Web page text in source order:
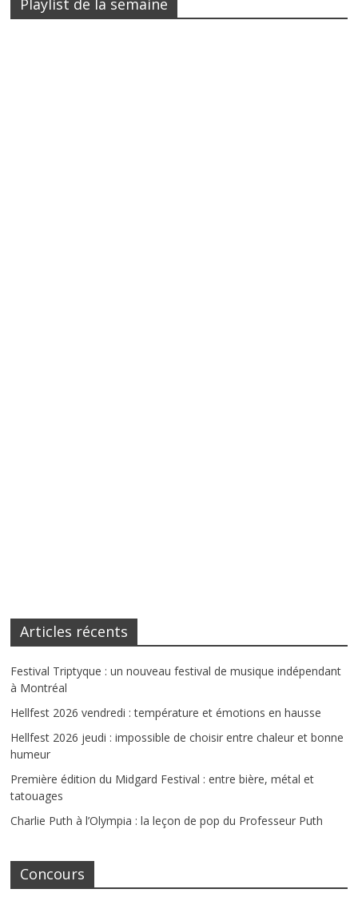
Playlist de la semaine
Articles récents
Festival Triptyque : un nouveau festival de musique indépendant
à Montréal
Hellfest 2026 vendredi : température et émotions en hausse
Hellfest 2026 jeudi : impossible de choisir entre chaleur et bonne
humeur
Première édition du Midgard Festival : entre bière, métal et
tatouages
Charlie Puth à l’Olympia : la leçon de pop du Professeur Puth
Concours